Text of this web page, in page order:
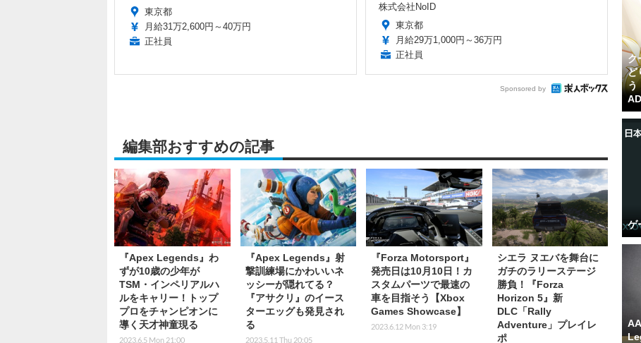
東京都
月給31万2,600円～40万円
正社員
株式会社NoID
東京都
月給29万1,000円～36万円
正社員
Sponsored by
編集部おすすめの記事
『Apex Legends』わ
ずが10歳の少年が
TSM・インペリアルハ
ルをキャリー！トップ
プロをチャンピオンに
導く天才神童現る
2023.6.5 Mon 21:00
『Apex Legends』射
撃訓練場にかわいいネ
ッシーが隠れてる？
『アサクリ』のイース
ターエッグも発見され
る
2023.5.11 Thu 20:05
『Forza Motorsport』
発売日は10月10日！カ
スタムパーツで最速の
車を目指そう【Xbox
Games Showcase】
2023.6.12 Mon 3:19
シエラ ヌエバを舞台に
ガチのラリーステージ
勝負！『Forza
Horizon 5』新
DLC「Rally
Adventure」プレイレ
ポ
ク
ど
う
ゲ